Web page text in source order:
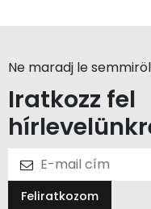
Ne maradj le
Iratkozz fel
Feliratkozom